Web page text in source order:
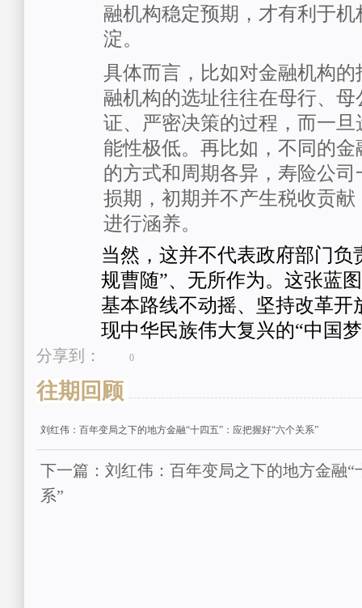
融机构稳定预期，才有利于
淀。
具体而言，比如对金融机构
融机构的选址往往在母行、
证、严密决策的过程，而一
能性极低。再比如，不同的
的方式和周期各异，寿险公
损期，初期并不产生税收贡
进行涵养。
当然，这并不代表政府部门负
规曹随”、无所作为。这张蓝
基本路线不动摇、坚持改革开
现中华民族伟大复兴的“中国
分享到： 0
往期回顾
刘红伟：百年变局之下的地方金融“十四五”：应把握好“六个关系”
下一篇：刘红伟：百年变局之下的地方金融“
系”